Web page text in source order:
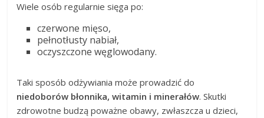
Wiele osób regularnie sięga po:
czerwone mięso,
pełnotłusty nabiał,
oczyszczone węglowodany.
Taki sposób odżywiania może prowadzić do
niedoborów błonnika, witamin i minerałów. Skutki
zdrowotne budzą poważne obawy, zwłaszcza u dzieci,